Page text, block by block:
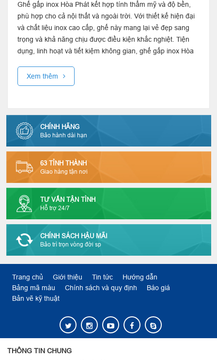
Ghế gấp inox Hòa Phát kết hợp tính thẩm mỹ và độ bền,
phù hợp cho cả nội thất và ngoài trời. Với thiết kế hiện đại
và chất liệu inox cao cấp, ghế này mang lại vẻ đẹp sang
trọng và khả năng chịu được điều kiện khắc nghiệt. Tiện
dụng, linh hoạt và tiết kiệm không gian, ghế gấp inox Hòa
Xem thêm
CHÍNH HÃNG
Bảo hành dài hạn
63 TỈNH THÀNH
Giao hàng tận nơi
TƯ VẤN TẬN TÌNH
Hỗ trợ 24/7
CHÍNH SÁCH HẬU MÃI
Bảo trì trọn vòng đời sp
Trang chủ Giới thiệu Tin tức
Hướng dẫn
Bảng mã màu
Chính sách và quy định
Báo giá
Bản vẽ kỹ thuật
THÔNG TIN CHUNG